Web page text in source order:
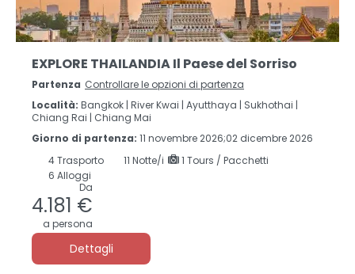
EXPLORE THAILANDIA Il Paese del Sorriso
Partenza Controllare le opzioni di partenza
Località: Bangkok | River Kwai | Ayutthaya | Sukhothai |
Chiang Rai | Chiang Mai
Giorno di partenza: 11 novembre 2026;02 dicembre 2026
4Trasporto 11 Notte/i
1 Tours / Pacchetti
6 Alloggi
Da
4.181 €
a persona
Dettagli